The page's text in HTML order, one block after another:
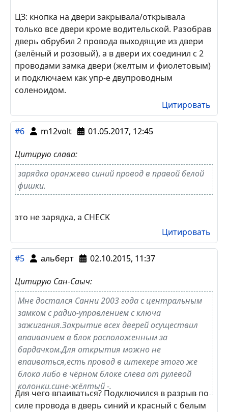
ЦЗ: кнопка на двери закрывала/открывала
только все двери кроме водительской. Разобрав
дверь обрубил 2 провода выходящие из двери
(зелёный и розовый), а в двери их соединил с 2
проводами замка двери (желтым и фиолетовым)
и подключаем как упр-е двупроводным
соленоидом.
Цитировать
#6 m12volt 01.05.2017, 12:45
Цитирую слава:
зарядка оранжево синий провод в правой белой
фишки.
это не зарядка, а CHECK
Цитировать
#5 альберт 02.10.2015, 11:37
Цитирую Сан-Саыч:
Мне достался Санни 2003 года с центральным
замком с радио-управлением с ключа
зажигания.Закрытие всех дверей осуществил
впаиванием в блок расположенным за
бардачком.Для открытия можно не
впаиваться,есть провод в штекере этого же
блока либо в чёрном блоке слева от рулевой
колонки.сине-жёлтый -.
Для чего впаиваться? Подключился в разрыв по
силе провода в дверь синий и красный с белым